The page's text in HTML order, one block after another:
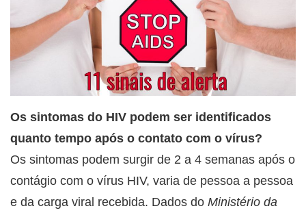
Os sintomas do HIV podem ser identificados
quanto tempo após o contato com o vírus?
Os sintomas podem surgir de 2 a 4 semanas após o
contágio com o vírus HIV, varia de pessoa a pessoa
e da carga viral recebida. Dados do Ministério da